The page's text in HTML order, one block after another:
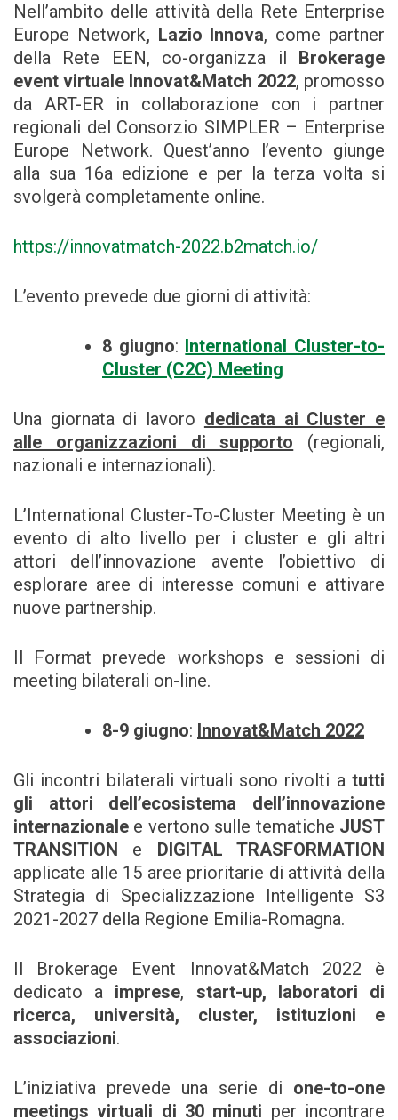
Nell’ambito delle attività della Rete Enterprise
Europe Network, Lazio Innova, come partner
della Rete EEN, co-organizza il Brokerage
event virtuale Innovat&Match 2022, promosso
da ART-ER in collaborazione con i partner
regionali del Consorzio SIMPLER – Enterprise
Europe Network. Quest’anno l’evento giunge
alla sua 16a edizione e per la terza volta si
svolgerà completamente online.
https://innovatmatch-2022.b2match.io/
L’evento prevede due giorni di attività:
8 giugno: International Cluster-to-
Cluster (C2C) Meeting
Una giornata di lavoro dedicata ai Cluster e
alle organizzazioni di supporto (regionali,
nazionali e internazionali).
L’International Cluster-To-Cluster Meeting è un
evento di alto livello per i cluster e gli altri
attori dell’innovazione avente l’obiettivo di
esplorare aree di interesse comuni e attivare
nuove partnership.
Il Format prevede workshops e sessioni di
meeting bilaterali on-line.
8-9 giugno: Innovat&Match 2022
Gli incontri bilaterali virtuali sono rivolti a tutti
gli attori dell’ecosistema dell’innovazione
internazionale e vertono sulle tematiche JUST
TRANSITION e DIGITAL TRASFORMATION
applicate alle 15 aree prioritarie di attività della
Strategia di Specializzazione Intelligente S3
2021-2027 della Regione Emilia-Romagna.
Il Brokerage Event Innovat&Match 2022 è
dedicato a imprese, start-up, laboratori di
ricerca, università, cluster, istituzioni e
associazioni.
L’iniziativa prevede una serie di one-to-one
meetings virtuali di 30 minuti per incontrare